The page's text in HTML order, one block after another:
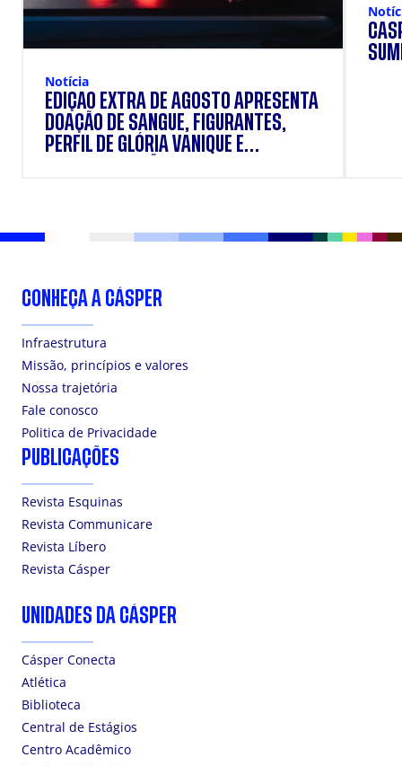
Notícia
EDIÇÃO EXTRA DE AGOSTO APRESENTA
DOAÇÃO DE SANGUE, FIGURANTES,
PERFIL DE GLÓRIA VANIQUE E
CONHEÇA A CÁSPER
Infraestrutura
Missão, princípios e valores
Nossa trajetória
Fale conosco
Politica de Privacidade
PUBLICAÇÕES
Revista Esquinas
Revista Communicare
Revista Líbero
Revista Cásper
UNIDADES DA CÁSPER
Cásper Conecta
Atlética
Biblioteca
Central de Estágios
Centro Acadêmico